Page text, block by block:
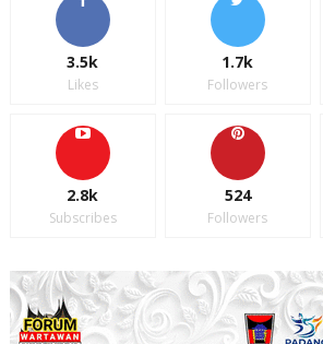
3.5k
Likes
1.7k
Followers
2.8k
Subscribes
524
Followers